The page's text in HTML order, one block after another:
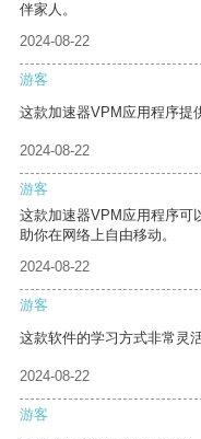
伴家人。
2024-08-22
游客
这款加速器VPM应用程序提
2024-08-22
游客
这款加速器VPM应用程序可
助你在网络上自由移动。
2024-08-22
游客
这款软件的学习方式非常灵
2024-08-22
游客